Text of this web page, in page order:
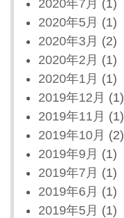
2020年7月 (1)
2020年5月 (1)
2020年3月 (2)
2020年2月 (1)
2020年1月 (1)
2019年12月 (1)
2019年11月 (1)
2019年10月 (2)
2019年9月 (1)
2019年7月 (1)
2019年6月 (1)
2019年5月 (1)